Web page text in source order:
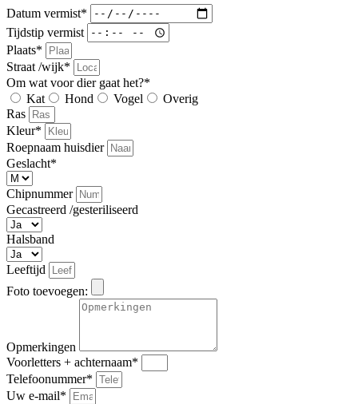
Datum vermist*
Tijdstip vermist
Plaats*
Straat /wijk*
Om wat voor dier gaat het?*
Kat
Hond Vogel
Overig
Ras
Kleur*
Roepnaam huisdier
Geslacht*
Chipnummer
Gecastreerd /gesteriliseerd
Halsband
Leeftijd
Foto toevoegen:
Opmerkingen
Voorletters + achternaam*
Telefoonummer*
Uw e-mail*